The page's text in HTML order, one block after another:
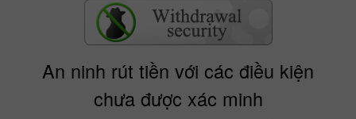
An ninh rút tiền với các điều kiện
chưa được xác minh